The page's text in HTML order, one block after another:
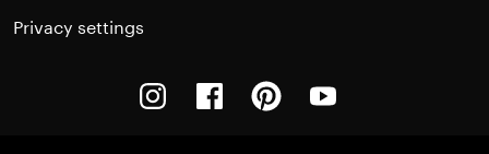
Privacy settings
InstagramFacebookPinterest